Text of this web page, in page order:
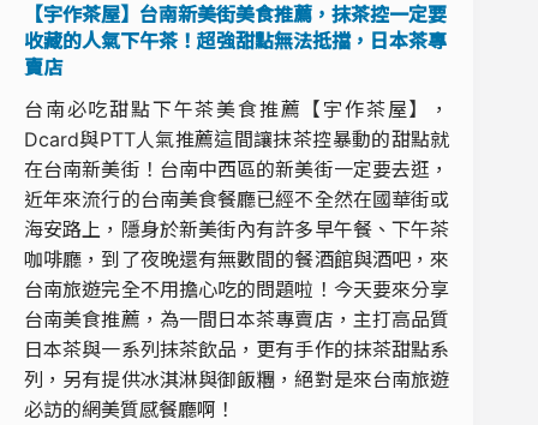
【宇作茶屋】台南新美街美食推薦，抹茶控一定要
收藏的人氣下午茶！超強甜點無法抵擋，日本茶專
賣店
台南必吃甜點下午茶美食推薦【宇作茶屋】，
Dcard與PTT人氣推薦這間讓抹茶控暴動的甜點就
在台南新美街！台南中西區的新美街一定要去逛，
近年來流行的台南美食餐廳已經不全然在國華街或
海安路上，隱身於新美街內有許多早午餐、下午茶
咖啡廳，到了夜晚還有無數間的餐酒館與酒吧，來
台南旅遊完全不用擔心吃的問題啦！今天要來分享
台南美食推薦，為一間日本茶專賣店，主打高品質
日本茶與一系列抹茶飲品，更有手作的抹茶甜點系
列，另有提供冰淇淋與御飯糰，絕對是來台南旅遊
必訪的網美質感餐廳啊！